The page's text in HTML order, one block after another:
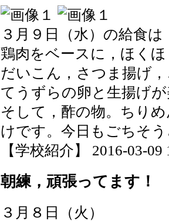
３月９日（水）の給食
鶏肉をベースに，ほく
だいこん，さつま揚げ
てうずらの卵と生揚げ
そして，酢の物。ちり
けです。今日もごちそ
【学校紹介】 2016-03-09
朝練，頑張ってます！
３月８日（火）